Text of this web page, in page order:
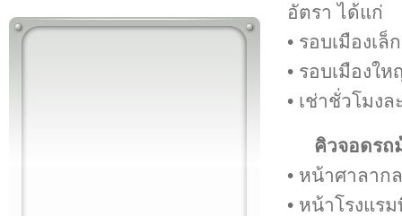
อัตรา ได้แก่
• รอบเมืองเล็
• รอบเมืองใ
• เช่าชั่วโมง
คิวจอดรถ
• หน้าศาลาก
• หน้าโรงแร